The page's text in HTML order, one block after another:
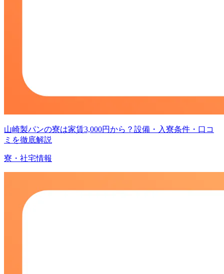
山崎製パンの寮は家賃3,000円から？設備・入寮条件・口コ
ミを徹底解説
寮・社宅情報